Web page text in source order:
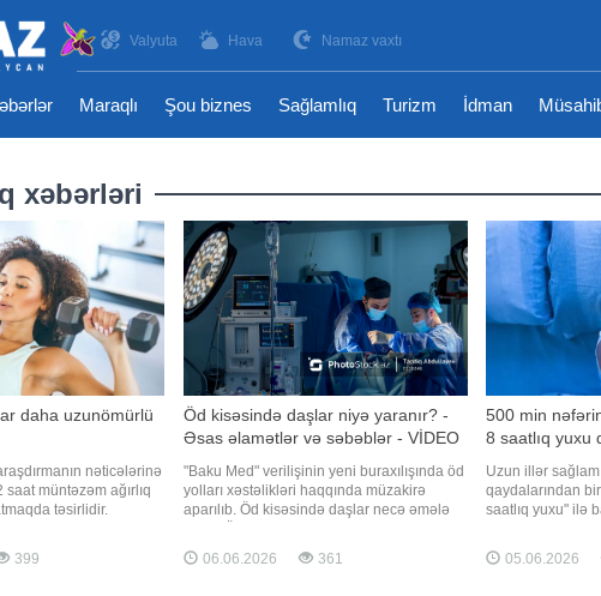
Valyuta Hava Namaz vaxtı
Maraqlı Şou biznes Sağlamlıq Turizm İdman
xəbərləri
daha uzunömürlü
nəticələrinə
müntəzəm ağırlıq
təsirlidir.
xəbər verir ki, həftədə
qədər edilən ağırlıq
399
Öd kisəsində daşlar niyə yaranır? -
Əsas əlamətlər və səbəblər - VİDEO
"Baku Med" verilişinin yeni buraxılışında öd
yolları xəstəlikləri haqqında müzakirə
aparılıb. Öd kisəsində daşlar necə əmələ
əməliyyat qaçılmaz olur? Öd polipləri və
öddaşının əlamətləri eynidir? Bütün
06.06.2026 361
500 min
8 saatlıq yuxu
Uzun illər
qaydalarından
saatlıq yuxu" ilə
olunur. Alimlərin
həm də
05.06.2026